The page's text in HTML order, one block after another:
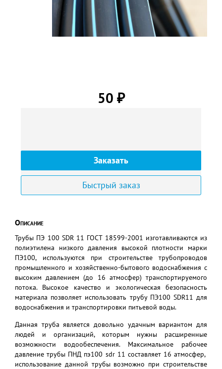
50 ₽
Заказать
Быстрый заказ
Описание
Трубы ПЭ 100 SDR 11 ГОСТ 18599-2001 изготавливаются из
полиэтилена низкого давления высокой плотности марки
ПЭ100, используются при строительстве трубопроводов
промышленного и хозяйственно-бытового водоснабжения с
высоким давлением (до 16 атмосфер) транспортируемого
потока. Высокое качество и экологическая безопасность
материала позволяет использовать трубу ПЭ100 SDR11 для
водоснабжения и транспортировки питьевой воды.
Данная труба является довольно удачным вариантом для
людей и организаций, которым нужны расширенные
возможности водообеспечения. Максимальное рабочее
давление трубы ПНД пэ100 sdr 11 составляет 16 атмосфер,
использование данной трубы возможно при строительстве